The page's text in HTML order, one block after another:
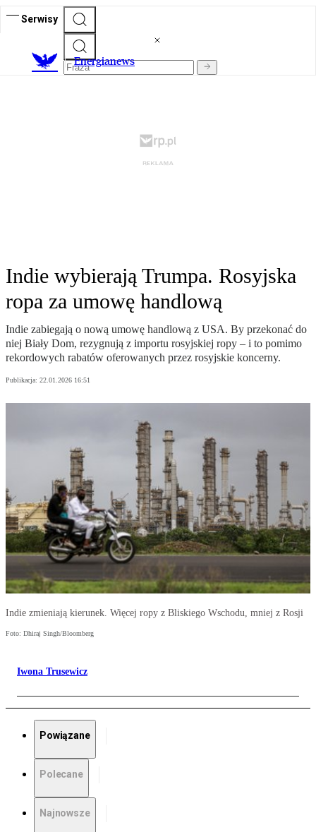
Serwisy
Energianews
Indie wybierają Trumpa. Rosyjska
ropa za umowę handlową
Indie zabiegają o nową umowę handlową z USA. By przekonać do
niej Biały Dom, rezygnują z importu rosyjskiej ropy – i to pomimo
rekordowych rabatów oferowanych przez rosyjskie koncerny.
Publikacja: 22.01.2026 16:51
Indie zmieniają kierunek. Więcej ropy z Bliskiego Wschodu, mniej z Rosji
Foto: Dhiraj Singh/Bloomberg
Iwona Trusewicz
Powiązane
Polecane
Najnowsze